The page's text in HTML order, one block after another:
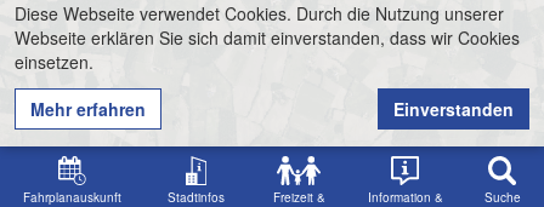
Fahrplanauskunft Stadtinfos
Freizeit &
Information &
Suche
Diese Webseite verwendet Cookies. Durch die Nutzung unserer
Webseite erklären Sie sich damit einverstanden, dass wir Cookies
einsetzen.
Mehr erfahren
Einverstanden